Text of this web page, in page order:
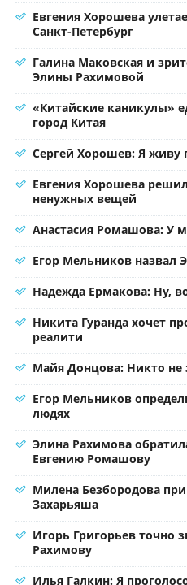
Евгения Хорошева
Санкт-Петербург
Галина Маковская и
Элины Рахимовой
«Китайские каникулы»
город Китая
Сергей Хорошев: Я живу
Евгения Хорошева
ненужных вещей
Анастасия Ромашова: У
Егор Мельников назвал
Надежда Ермакова: Ну,
Никита Гуранда хочет
реалити
Майя Донцова: Никто не
Егор Мельников
людях
Элина Рахимова
Евгению Ромашову
Милена Безбородова
Захарьяша
Игорь Григорьев точно
Рахимову
Илья Галкин: Я